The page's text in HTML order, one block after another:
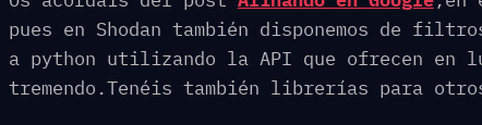
pues en Shodan también disponemos de
a python utilizando la API que ofrecen en
tremendo.Tenéis también librerías para